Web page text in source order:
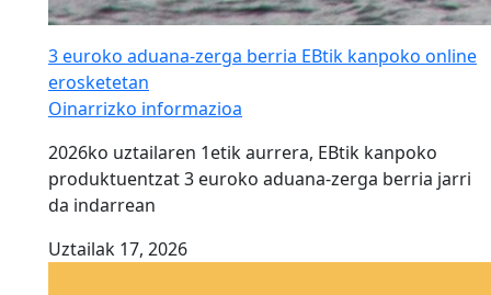
3 euroko aduana-zerga berria EBtik kanpoko online
erosketetan
Oinarrizko informazioa
2026ko uztailaren 1etik aurrera, EBtik kanpoko
produktuentzat 3 euroko aduana-zerga berria jarri
da indarrean
Uztailak 17, 2026